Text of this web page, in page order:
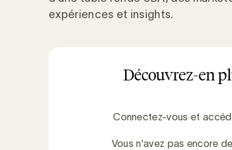
expériences et insights.
Découvrez-en
Connectez-vous et
Vous n'avez pas encore